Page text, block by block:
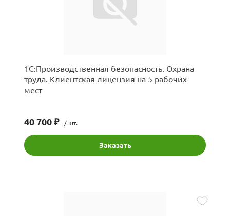
1С:Производственная безопасность. Охрана
труда. Клиентская лицензия на 5 рабочих
мест
40 700 ₽ / шт.
Заказать